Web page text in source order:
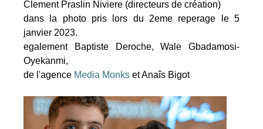
Clement Praslin Niviere (directeurs de création)
dans la photo pris lors du 2eme reperage le 5
janvier 2023.
egalement Baptiste Deroche, Wale Gbadamosi-
Oyekanmi,
de l'agence Media Monks et Anaîs Bigot